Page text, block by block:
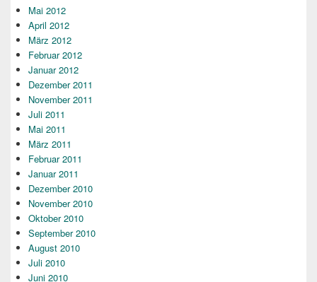
Mai 2012
April 2012
März 2012
Februar 2012
Januar 2012
Dezember 2011
November 2011
Juli 2011
Mai 2011
März 2011
Februar 2011
Januar 2011
Dezember 2010
November 2010
Oktober 2010
September 2010
August 2010
Juli 2010
Juni 2010